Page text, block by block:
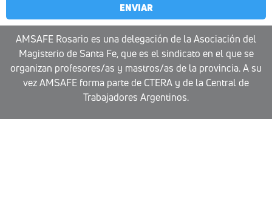
ENVIAR
AMSAFE Rosario es una delegación de la Asociación del
Magisterio de Santa Fe, que es el sindicato en el que se
organizan profesores/as y mastros/as de la provincia. A su
vez AMSAFE forma parte de CTERA y de la Central de
Trabajadores Argentinos.